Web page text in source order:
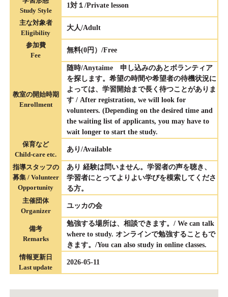
Study Style
1対１/Private lesson
主な対象者
Eligibility
大人/Adult
参加費
Fee
無料(0円）/Free
教室の開始時期
Enrollment
随時/Anytaime 申し込みのあとボランティア
を探します。希望の時間や希望者の待機状況に
よっては、学習開始まで長く待つことがありま
す / After registration, we will look for
volunteers. (Depending on the desired time and
the waiting list of applicants, you may have to
wait longer to start the study.
保育など
Child-care etc.
あり/Available
指導スタッフの
募集 / Volunteer
Opportunity
あり 経験は問いません。学習者の声を聴き、
学習者にとってよりよい学びを模索してくださ
る方。
主催団体
Organizer
ユッカの会
備考
Remarks
勉強する場所は、相談できます。/ We can talk
where to study. オンラインで勉強することもで
きます。/You can also study in online classes.
情報更新日
Last update
2026-05-11